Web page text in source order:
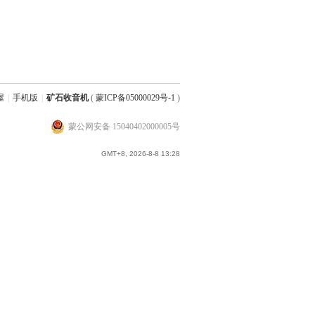
手机版 矿石收音机( 蒙ICP备05000029号-1 )
蒙公网安备 15040402000005号
GMT+8, 2026-8-8 13:28